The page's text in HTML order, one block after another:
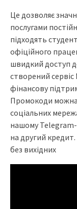
Це дозволяє
послугами
підходять
офіційного
швидкий доступ
створений
фінансову
Промокоди можна
соціальних
нашому Telegram-
на другий
без вихідних